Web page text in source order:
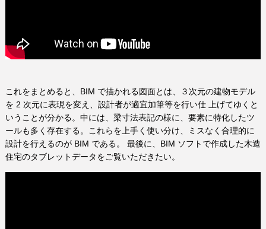
これをまとめると、BIM で描かれる図面とは、３次元の建物モデル
を 2 次元に表現を変え、設計者が適宜加筆等を行い仕 上げてゆくと
いうことが分かる。中には、梁寸法表記の様に、要素に特化したツ
ールも多く存在する。これらを上手く使い分け、ミスなく合理的に
設計を行えるのが BIM である。 最後に、BIM ソフトで作成した木造
住宅のタブレットデータをご覧いただきたい。